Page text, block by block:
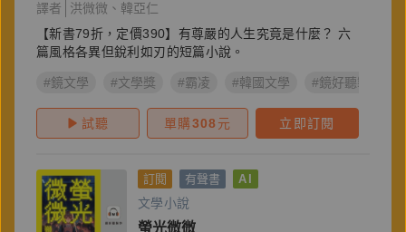
譯者
洪微微
韓亞仁
【新書79折，定價390】有尊嚴的人生究竟是什麼？ 六
篇風格各異但銳利如刃的短篇小說。
#鏡文學 #文學獎 #霸凌 #韓國文學 #鏡好聽製作
試聽 單購308元 立即訂閱
訂閱 有聲書 AI
文學小說
螢光微微